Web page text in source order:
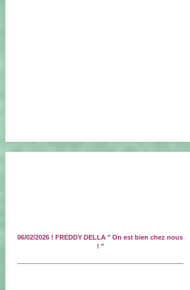
06/02/2026 ! FREDDY DELLA " On est bien chez nous
! "